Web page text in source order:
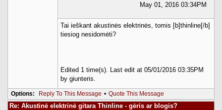
May 01, 2016 03:34PM
Tai ieškant akustinės elektrinės, tomis [b]thinline[/b]
tiesiog nesidomėti?
Edited 1 time(s). Last edit at 05/01/2016 03:35PM
by giunteris.
Options: Reply To This Message • Quote This Message
Re: Akustinė elektrinė gitara Thinline - gėris ar blogis?